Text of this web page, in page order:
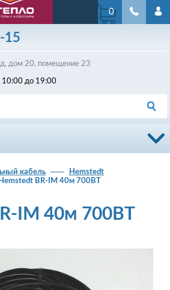
15
дом 20, помещение 23
0
10:00 до 19:00
кабель
Hemstedt
Hemstedt BR-IM 40м 700ВТ
IM 40м 700ВТ